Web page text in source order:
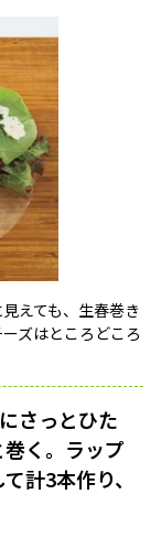
えても、生春巻き
ズはところどころ
さっとひた
く。ラップ
計3本作り、